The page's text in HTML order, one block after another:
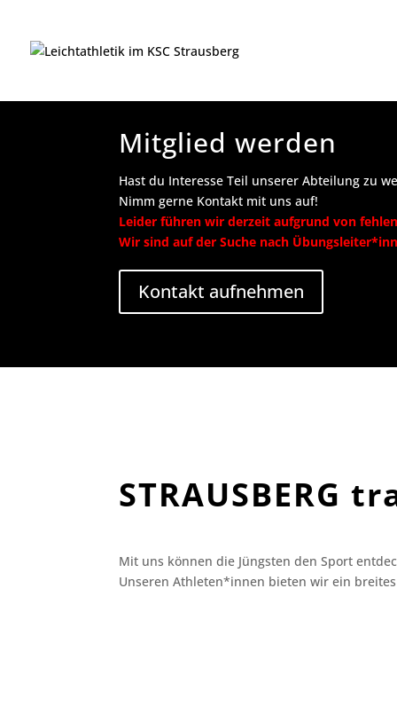
Mitglied werden
Hast du Interesse Teil unserer Abteilung zu
Nimm gerne Kontakt mit uns auf!
Leider führen wir derzeit aufgrund von
Wir sind auf der Suche nach
Kontakt aufnehmen
STRAUSBERG
Mit uns können die Jüngsten den Sport
Unseren Athleten*innen bieten wir ein